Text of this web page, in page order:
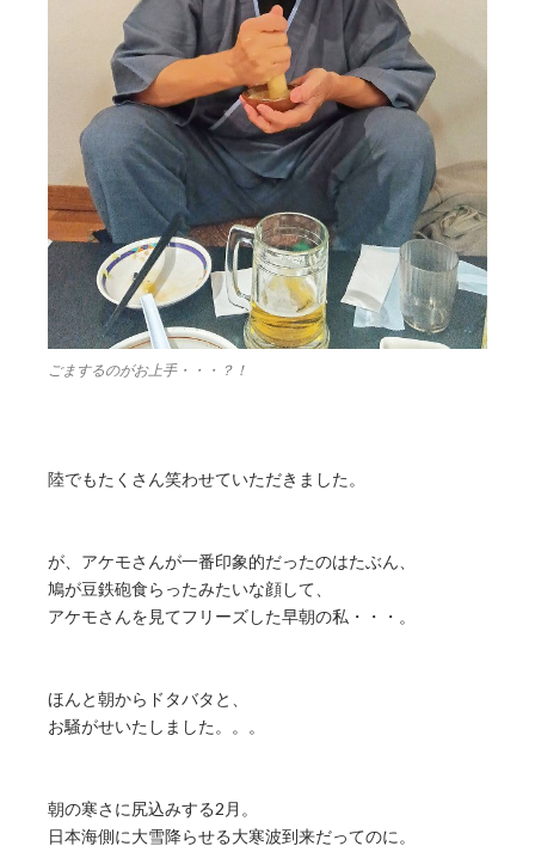
ごまするのがお上手・・・？！
陸でもたくさん笑わせていただきました。
が、アケモさんが一番印象的だったのはたぶん、
鳩が豆鉄砲食らったみたいな顔して、
アケモさんを見てフリーズした早朝の私・・・。
ほんと朝からドタバタと、
お騒がせいたしました。。。
朝の寒さに尻込みする2月。
日本海側に大雪降らせる大寒波到来だってのに。